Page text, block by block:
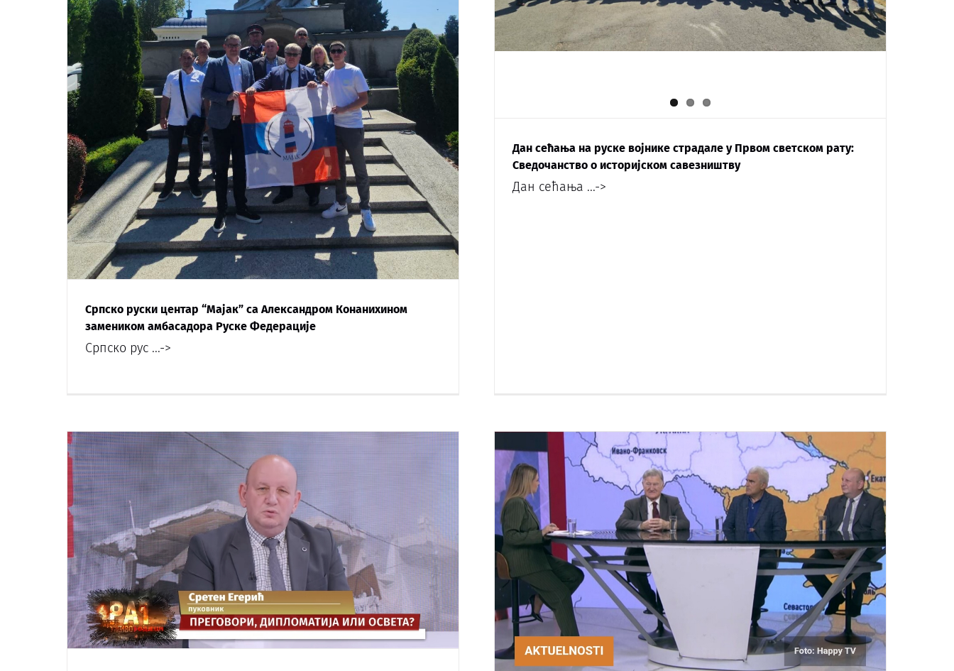
Српско руски центар “Мајак” са Александром Конанихином
замеником амбасадора Руске Федерације
Српско рус ...->
Дан сећања на руске војнике страдале у Првом светском рату:
Сведочанство о историјском савезништву
Дан сећања ...->